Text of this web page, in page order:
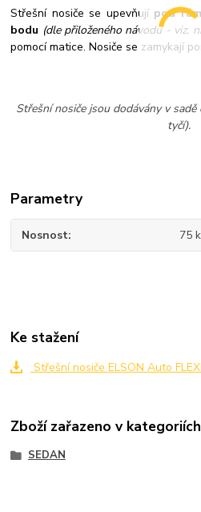
Střešní nosiče se upevňují pod
bodu (dle přiloženého návodu - viz.
pomocí matice. Nosiče se zamykají
Střešní nosiče jsou dodávány v
tyčí).
Parametry
Nosnost 75
Ke stažení
Střešní nosiče ELSON Auto
Zboží zařazeno v kategoriích
SEDAN